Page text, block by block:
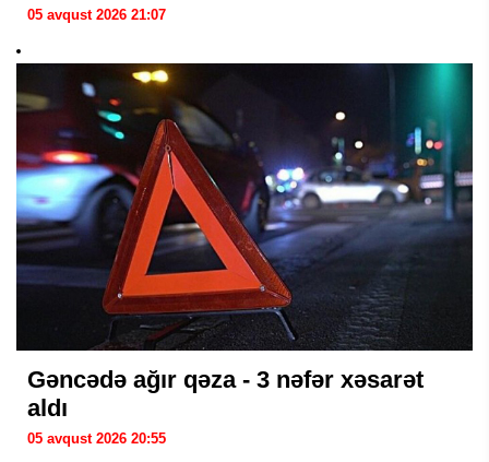
05 avqust 2026 21:07
Gəncədə ağır qəza - 3 nəfər xəsarət
aldı
05 avqust 2026 20:55